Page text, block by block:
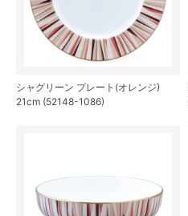
シャグリーン プレート(オレンジ)
21cm (52148-1086)